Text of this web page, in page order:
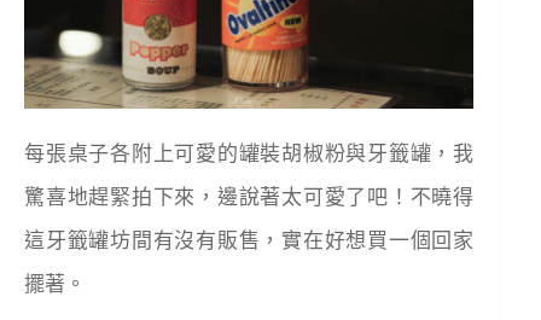
每張桌子各附上可愛的罐裝胡椒粉與牙籤罐，我
驚喜地趕緊拍下來，邊說著太可愛了吧！不曉得
這牙籤罐坊間有沒有販售，實在好想買一個回家
擺著。